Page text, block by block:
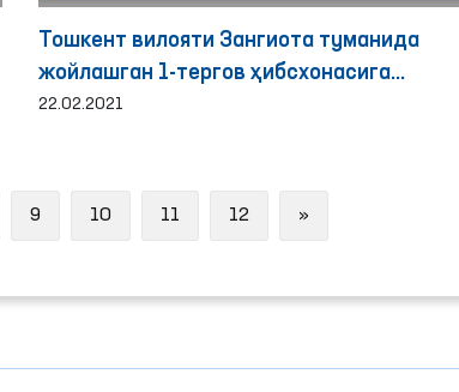
Тошкент вилояти Зангиота туманида
жойлашган 1-тергов ҳибсхонасига
уюштирилган мониторинг ташрифи
22.02.2021
9 10 11 12 »